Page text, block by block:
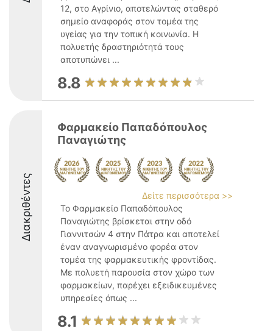
12, στο Αγρίνιο, αποτελώντας σταθερό
σημείο αναφοράς στον τομέα της
υγείας για την τοπική κοινωνία. Η
πολυετής δραστηριότητά τους
αποτυπώνει ...
8.8
Διακριθέντες
Φαρμακείο Παπαδόπουλος
Παναγιώτης
Δείτε περισσότερα >>
Το Φαρμακείο Παπαδόπουλος
Παναγιώτης βρίσκεται στην οδό
Γιαννιτσών 4 στην Πάτρα και αποτελεί
έναν αναγνωρισμένο φορέα στον
τομέα της φαρμακευτικής φροντίδας.
Με πολυετή παρουσία στον χώρο των
φαρμακείων, παρέχει εξειδικευμένες
υπηρεσίες όπως ...
8.1